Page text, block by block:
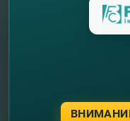
Другие